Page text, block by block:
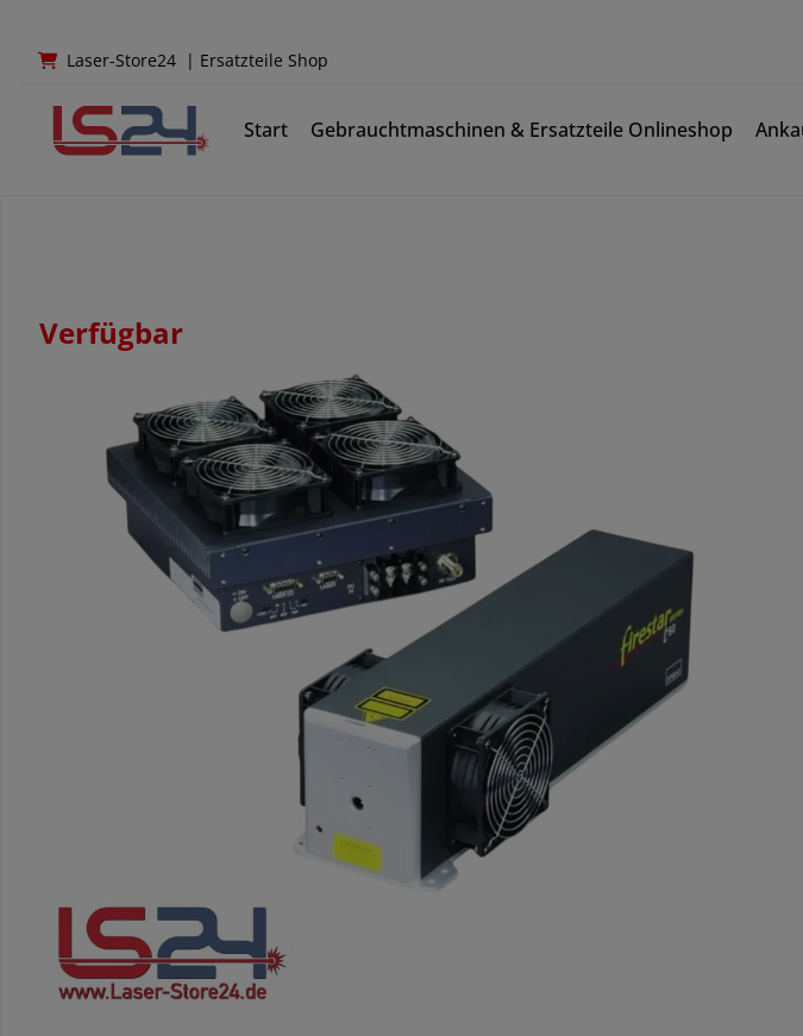
Laser-Store24 | Ersatzteile Shop
Start Gebrauchtmaschinen & Ersatzteile Onlineshop
Verfügbar